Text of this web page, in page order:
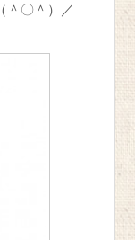
＾〇＾）／